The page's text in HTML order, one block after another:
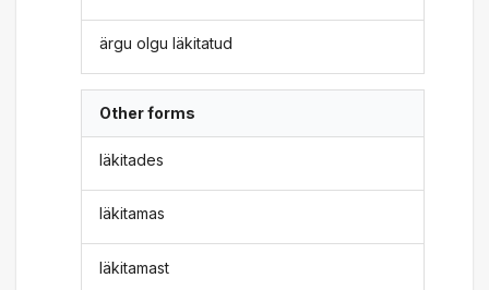
ärgu olgu läkitatud
Other forms
läkitades
läkitamas
läkitamast